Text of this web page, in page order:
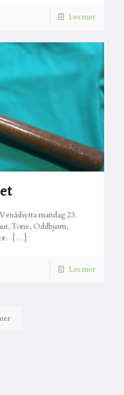
Les mer
mandag 23.
Tone, Oddbjørn,
[…]
Les mer